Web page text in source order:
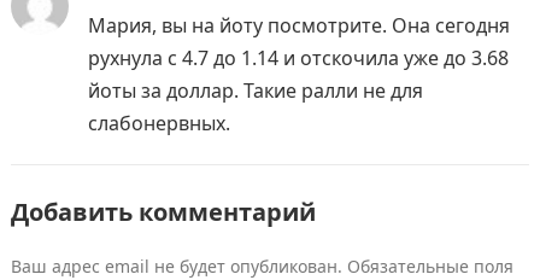
Мария, вы на йоту посмотрите. Она сегодня
рухнула с 4.7 до 1.14 и отскочила уже до 3.68
йоты за доллар. Такие ралли не для
слабонервных.
Добавить комментарий
Ваш адрес email не будет опубликован. Обязательные поля